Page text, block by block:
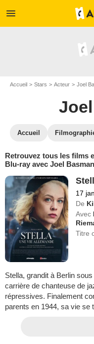
menu
Accueil Stars Acteur Joel
Accueil
Retrouvez tous les films
Blu-ray avec Joel Basman
17
De
Avec
Titre
Stella, grandit à Berlin
carrière de chanteuse de
répressives. Finalement
parents en 1944, sa vie se